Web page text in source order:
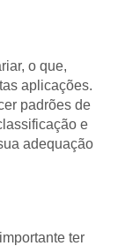
o que,
aplicações.
padrões de
e
adequação
ter